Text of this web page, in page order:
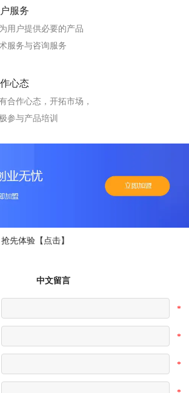
服务
用户提供必要的产品
服务与咨询服务
心态
合作心态，开拓市场，
参与产品培训
体验【点击】
中文留言
*
*
*